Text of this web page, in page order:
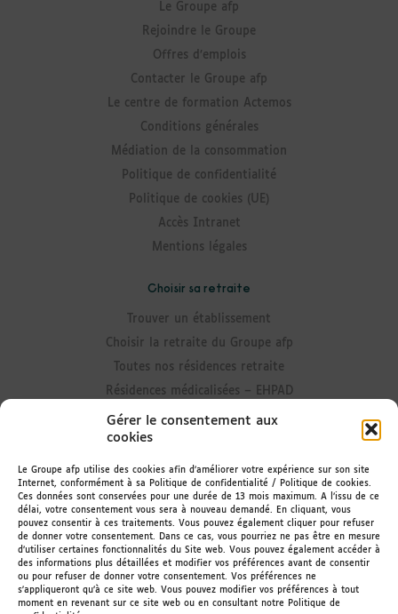
Gérer le consentement aux
cookies
Le Groupe afp utilise des cookies afin d’améliorer votre expérience sur son site
Internet, conformément à sa Politique de confidentialité / Politique de cookies.
Ces données sont conservées pour une durée de 13 mois maximum. A l’issu de ce
délai, votre consentement vous sera à nouveau demandé. En cliquant, vous
pouvez consentir à ces traitements. Vous pouvez également cliquer pour refuser
de donner votre consentement. Dans ce cas, vous pourriez ne pas être en mesure
d’utiliser certaines fonctionnalités du Site web. Vous pouvez également accéder à
des informations plus détaillées et modifier vos préférences avant de consentir
ou pour refuser de donner votre consentement. Vos préférences ne
s'appliqueront qu’à ce site web. Vous pouvez modifier vos préférences à tout
moment en revenant sur ce site web ou en consultant notre Politique de
Le Groupe afp
Rejoindre le Groupe
Offres d’emplois
Contacter le Groupe afp
Le centre de formation Actemos
Conditions générales
Médiation de la consommation
Politique de confidentialité
Politique de cookies (UE)
Accès Intranet
Mentions légales
Choisir sa retraite
Trouver un établissement
Choisir la retraite du Groupe afp
Toutes nos résidences retraite
Résidences médicalisées – EHPAD
Résidences avec Unité Alzheimer
Résidences senior
Résidences avec accueil de jour
Résidences avec portage de repas
Rester informé
Actualités des résidences
Le Magazine
Recevoir la newsletter